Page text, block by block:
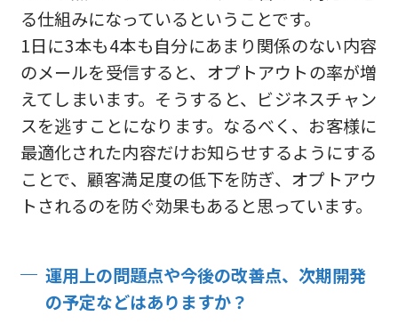
る仕組みになっているということです。
1日に3本も4本も自分にあまり関係のない内容
のメールを受信すると、オプトアウトの率が増
えてしまいます。そうすると、ビジネスチャン
スを逃すことになります。なるべく、お客様に
最適化された内容だけお知らせするようにする
ことで、顧客満足度の低下を防ぎ、オプトアウ
トされるのを防ぐ効果もあると思っています。
運用上の問題点や今後の改善点、次期開発
の予定などはありますか？